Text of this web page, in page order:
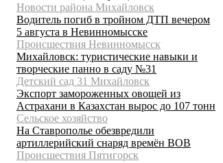
Новости района Михайловск
Водитель погиб в тройном ДТП вечером
5 августа в Невинномысске
Происшествия Невинномысск
Михайловск: туристические навыки и
творческие панно в саду №31
Детский сад 31 Михайловск
Экспорт замороженных овощей из
Астрахани в Казахстан вырос до 107 тонн
Сельское хозяйство
На Ставрополье обезвредили
артиллерийский снаряд времён ВОВ
Происшествия Пятигорск